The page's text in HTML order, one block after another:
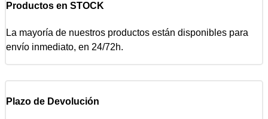
Productos en STOCK
La mayoría de nuestros productos están disponibles para
envío inmediato, en 24/72h.
Plazo de Devolución